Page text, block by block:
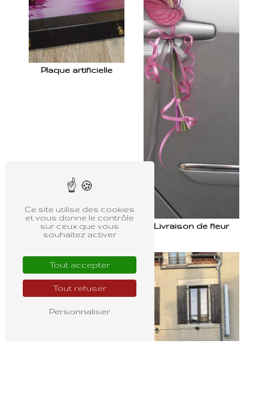
Plaque artificielle
Livraison de fleur
Ce site utilise des cookies
et vous donne le contrôle
sur ceux que vous
souhaitez activer
Tout accepter
Tout refuser
Personnaliser